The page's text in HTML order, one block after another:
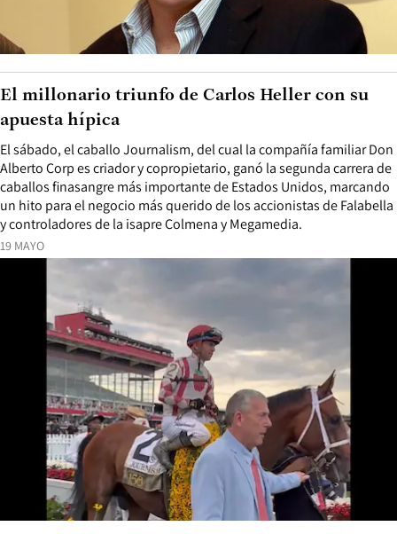
19 MAYO
El sábado, el caballo Journalism, del cual la compañía familiar Don
Alberto Corp es criador y copropietario, ganó la segunda carrera de
caballos finasangre más importante de Estados Unidos, marcando
un hito para el negocio más querido de los accionistas de Falabella
y controladores de la isapre Colmena y Megamedia.
El millonario triunfo de Carlos Heller con su
apuesta hípica